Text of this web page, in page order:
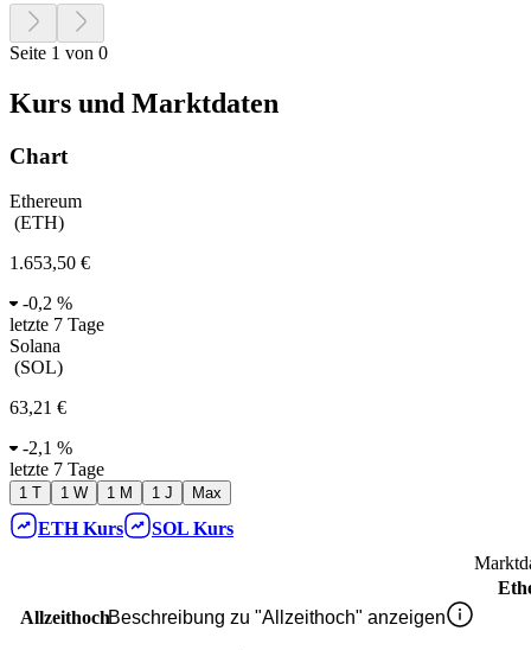
Seite 1 von 0
Kurs und Marktdaten
Chart
Ethereum
(ETH)
1.653,50 €
-0,2 %
letzte 7 Tage
Solana
(SOL)
63,21 €
-2,1 %
letzte 7 Tage
1 T 1 W 1 M 1 J Max
ETH Kurs SOL Kurs
AllzeithochBeschreibung zu "Allzeithoch" anzeigen